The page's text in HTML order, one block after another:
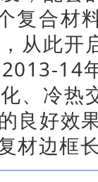
复合材
从此开
14
、冷热
良好效
材边框